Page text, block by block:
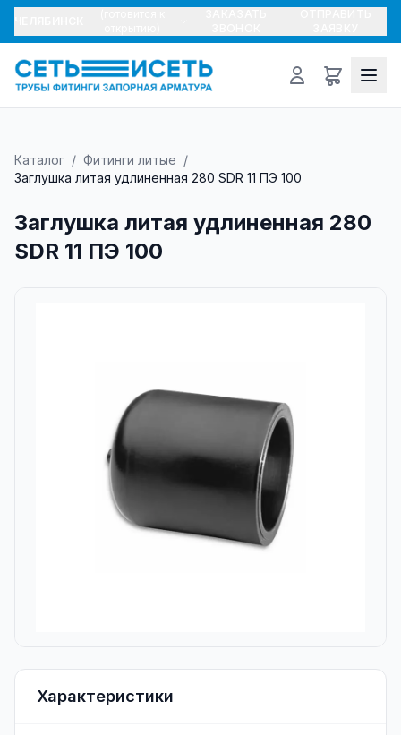
Каталог / Фитинги литые /
Заглушка литая удлиненная 280 SDR 11 ПЭ 100
Заглушка литая удлиненная 280
SDR 11 ПЭ 100
Характеристики